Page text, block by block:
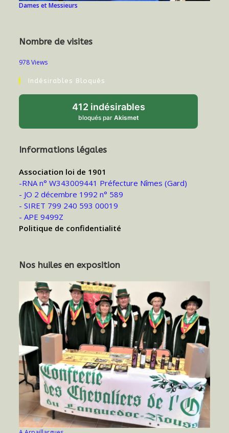
Dames et Messieurs
Nombre de visites
978 Views
Indésirables Bloqués
412 indésirables
bloqués par Akismet
Informations légales
Association loi de 1901
-RNA n° W343009441 Préfecture Nîmes (Gard)
- JO 2 décembre 1992 n° 589
- SIRET 799 240 593 00019
- APE 9499Z
Politique de confidentialité
Nos huiles en exposition